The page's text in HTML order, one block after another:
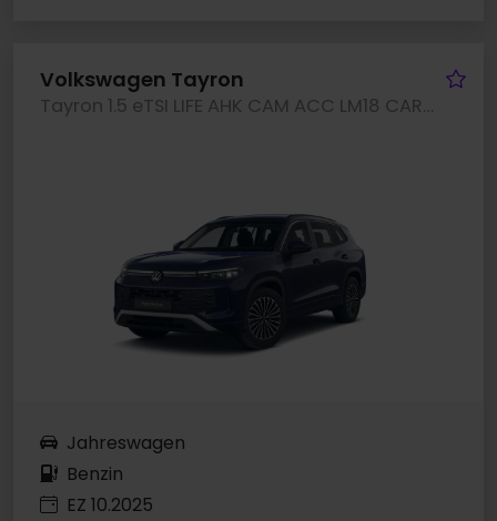
Volkswagen Tayron
Tayron 1.5 eTSI LIFE AHK CAM ACC LM18 CARPLAY
Jahreswagen
Benzin
EZ 10.2025